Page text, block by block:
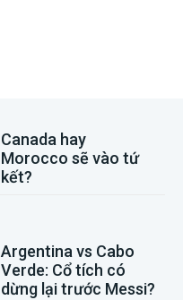
Canada hay
Morocco sẽ vào tứ
kết?
Argentina vs Cabo
Verde: Cổ tích có
dừng lại trước Messi?